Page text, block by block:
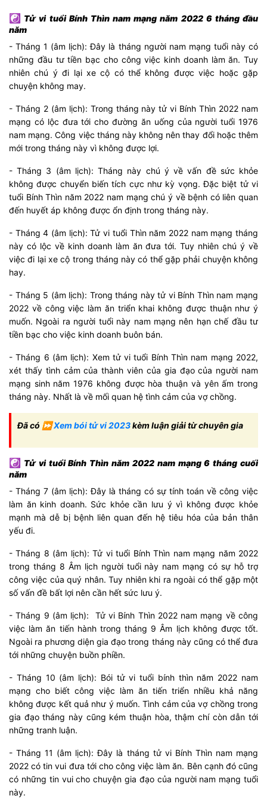
☯ Tử vi tuổi Bính Thìn nam mạng năm 2022 6 tháng đầu
năm
- Tháng 1 (âm lịch): Đây là tháng người nam mạng tuổi này có
những đầu tư tiền bạc cho công việc kinh doanh làm ăn. Tuy
nhiên chú ý đi lại xe cộ có thể không được việc hoặc gặp
chuyện không may.
- Tháng 2 (âm lịch): Trong tháng này tử vi Bính Thìn 2022 nam
mạng có lộc đưa tới cho đường ăn uống của người tuổi 1976
nam mạng. Công việc tháng này không nên thay đổi hoặc thêm
mới trong tháng này vì không được lợi.
- Tháng 3 (âm lịch): Tháng này chú ý về vấn đề sức khỏe
không được chuyển biến tích cực như kỳ vọng. Đặc biệt tử vi
tuổi Bính Thìn năm 2022 nam mạng chú ý về bệnh có liên quan
đến huyết áp không được ổn định trong tháng này.
- Tháng 4 (âm lịch): Tử vi tuổi Thìn năm 2022 nam mạng tháng
này có lộc về kinh doanh làm ăn đưa tới. Tuy nhiên chú ý về
việc đi lại xe cộ trong tháng này có thể gặp phải chuyện không
hay.
- Tháng 5 (âm lịch): Trong tháng này tử vi Bính Thìn nam mạng
2022 về công việc làm ăn triển khai không được thuận như ý
muốn. Ngoài ra người tuổi này nam mạng nên hạn chế đầu tư
tiền bạc cho việc kinh doanh buôn bán.
- Tháng 6 (âm lịch): Xem tử vi tuổi Bính Thìn nam mạng 2022,
xét thấy tình cảm của thành viên của gia đạo của người nam
mạng sinh năm 1976 không được hòa thuận và yên ấm trong
tháng này. Nhất là về mối quan hệ tình cảm của vợ chồng.
Đã có ⏩Xem bói tử vi 2023kèm luận giải từ chuyên gia
☯ Tử vi tuổi Bính Thìn năm 2022 nam mạng 6 tháng cuối
năm
- Tháng 7 (âm lịch): Đây là tháng có sự tính toán về công việc
làm ăn kinh doanh. Sức khỏe cần lưu ý vì không được khỏe
mạnh mà dễ bị bệnh liên quan đến hệ tiêu hóa của bản thân
yếu đi.
- Tháng 8 (âm lịch): Tử vi tuổi Bính Thìn nam mạng năm 2022
trong tháng 8 Âm lịch người tuổi này nam mạng có sự hỗ trợ
công việc của quý nhân. Tuy nhiên khi ra ngoài có thể gặp một
số vấn đề bất lợi nên cần hết sức lưu ý.
- Tháng 9 (âm lịch): Tử vi Bính Thìn 2022 nam mạng về công
việc làm ăn tiến hành trong tháng 9 Âm lịch không được tốt.
Ngoài ra phương diện gia đạo trong tháng này cũng có thể đưa
tới những chuyện buồn phiền.
- Tháng 10 (âm lịch): Bói tử vi tuổi bính thìn năm 2022 nam
mạng cho biết công việc làm ăn tiến triển nhiều khả năng
không được kết quả như ý muốn. Tình cảm của vợ chồng trong
gia đạo tháng này cũng kém thuận hòa, thậm chí còn dẫn tới
những tranh luận.
- Tháng 11 (âm lịch): Đây là tháng tử vi Bính Thìn nam mạng
2022 có tin vui đưa tới cho công việc làm ăn. Bên cạnh đó cũng
có những tin vui cho chuyện gia đạo của người nam mạng tuổi
này.